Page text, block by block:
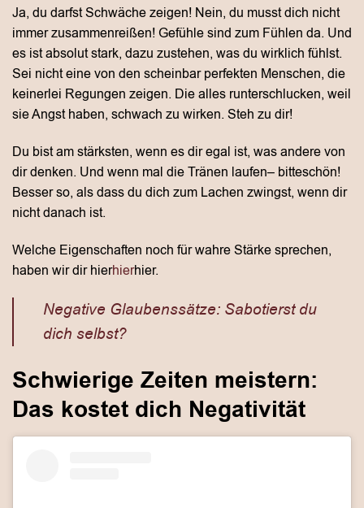
Ja, du darfst Schwäche zeigen! Nein, du musst dich nicht
immer zusammenreißen! Gefühle sind zum Fühlen da. Und
es ist absolut stark, dazu zustehen, was du wirklich fühlst.
Sei nicht eine von den scheinbar perfekten Menschen, die
keinerlei Regungen zeigen. Die alles runterschlucken, weil
sie Angst haben, schwach zu wirken. Steh zu dir!
Du bist am stärksten, wenn es dir egal ist, was andere von
dir denken. Und wenn mal die Tränen laufen– bitteschön!
Besser so, als dass du dich zum Lachen zwingst, wenn dir
nicht danach ist.
Welche Eigenschaften noch für wahre Stärke sprechen,
haben wir dir hierhierhier.
Negative Glaubenssätze: Sabotierst du
dich selbst?
Schwierige Zeiten meistern:
Das kostet dich Negativität